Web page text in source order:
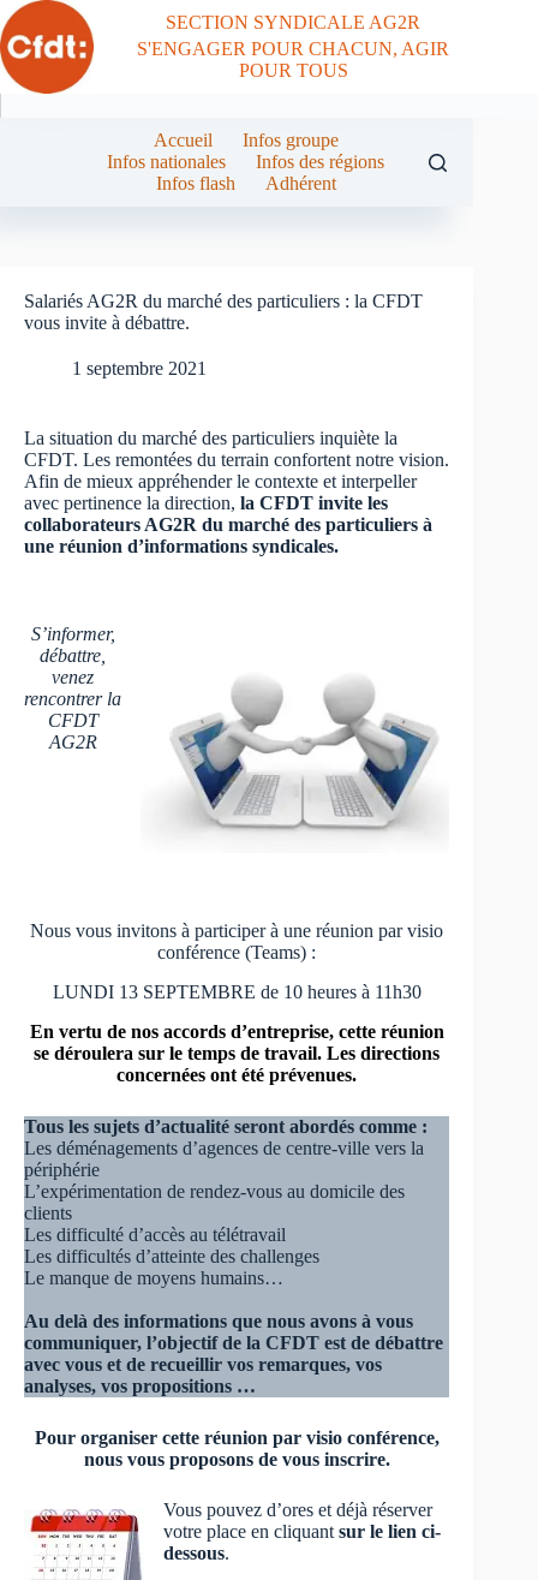
Passer
au
contenu
SECTION SYNDICALE AG2R
S'ENGAGER POUR CHACUN, AGIR
POUR TOUS
Accueil
Infos groupe
Infos nationales
Infos des régions
Infos flash
Adhérent
Salariés AG2R du marché des particuliers : la CFDT
vous invite à débattre.
1 septembre 2021
La situation du marché des particuliers inquiète la
CFDT. Les remontées du terrain confortent notre vision.
Afin de mieux appréhender le contexte et interpeller
avec pertinence la direction, la CFDT invite les
collaborateurs AG2R du marché des particuliers à
une réunion d’informations syndicales.
S’informer,
débattre,
venez
rencontrer la
CFDT
AG2R
Nous vous invitons à participer à une réunion par visio
conférence (Teams) :
LUNDI 13 SEPTEMBRE de 10 heures à 11h30
En vertu de nos accords d’entreprise, cette réunion
se déroulera sur le temps de travail. Les directions
concernées ont été prévenues.
Tous les sujets d’actualité seront abordés comme :
Les déménagements d’agences de centre-ville vers la
périphérie
L’expérimentation de rendez-vous au domicile des
clients
Les difficulté d’accès au télétravail
Les difficultés d’atteinte des challenges
Le manque de moyens humains…
Au delà des informations que nous avons à vous
communiquer, l’objectif de la CFDT est de débattre
avec vous et de recueillir vos remarques, vos
analyses, vos propositions …
Pour organiser cette réunion par visio conférence,
nous vous proposons de vous inscrire.
Vous pouvez d’ores et déjà réserver
votre place en cliquant sur le lien ci-
dessous.